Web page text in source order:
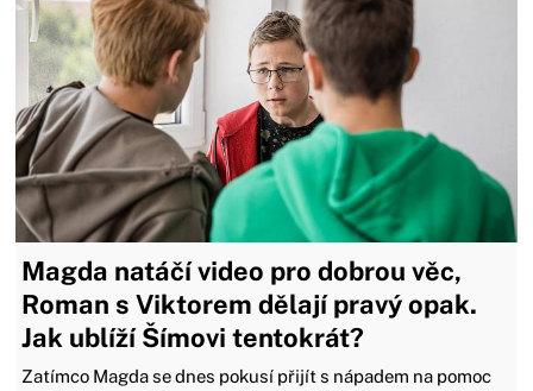
Magda natáčí video pro dobrou věc,
Roman s Viktorem dělají pravý opak.
Jak ublíží Šímovi tentokrát?
Zatímco Magda se dnes pokusí přijít s nápadem na pomoc